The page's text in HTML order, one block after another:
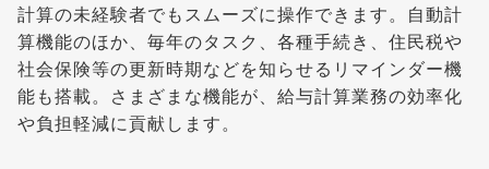
計算の未経験者でもスムーズに操作できます。自動計
算機能のほか、毎年のタスク、各種手続き、住民税や
社会保険等の更新時期などを知らせるリマインダー機
能も搭載。さまざまな機能が、給与計算業務の効率化
や負担軽減に貢献します。